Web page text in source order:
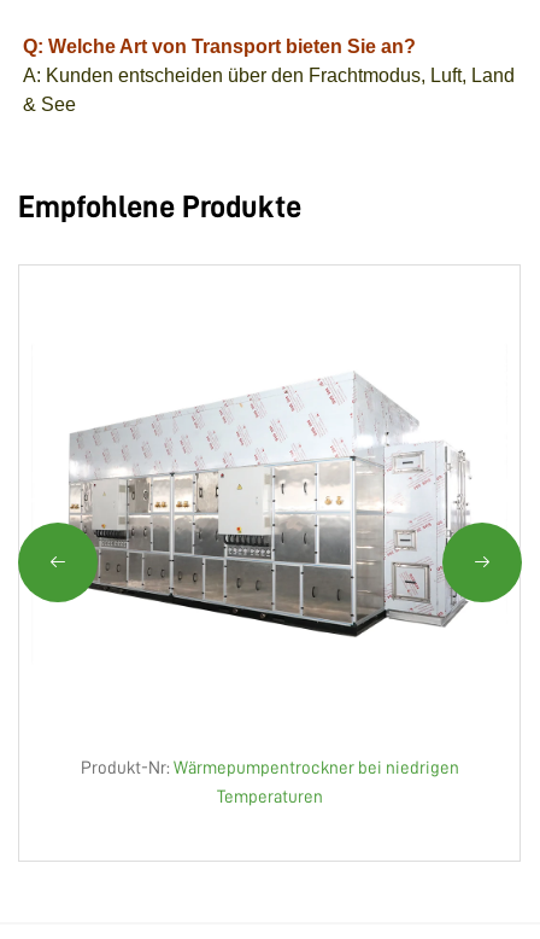
Q: Welche Art von Transport bieten Sie an?
A: Kunden entscheiden über den Frachtmodus, Luft, Land
& See
Empfohlene Produkte
Produkt-Nr: Wärmepumpentrockner bei niedrigen
Temperaturen